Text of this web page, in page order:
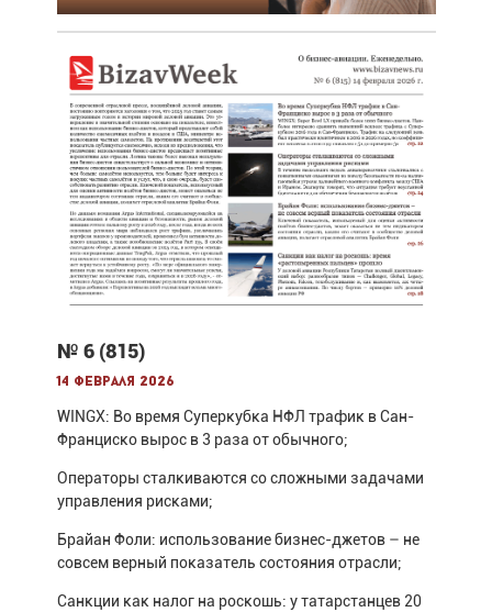
№ 6 (815)
14 февраля 2026
WINGX: Во время Суперкубка НФЛ трафик в Сан-
Франциско вырос в 3 раза от обычного;
Операторы сталкиваются со сложными задачами
управления рисками;
Брайан Фоли: использование бизнес-джетов – не
совсем верный показатель состояния отрасли;
Санкции как налог на роскошь: у татарстанцев 20